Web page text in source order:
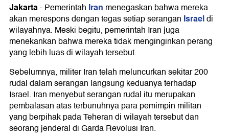
Jakarta-Pemerintah Iran menegaskan bahwa mereka
akan merespons dengan tegas setiap serangan Israeldi
wilayahnya. Meski begitu, pemerintah Iran juga
menekankan bahwa mereka tidak menginginkan perang
yang lebih luas di wilayah tersebut.
Sebelumnya, militer Iran telah meluncurkan sekitar 200
rudal dalam serangan langsung keduanya terhadap
Israel. Iran menyebut serangan rudal itu merupakan
pembalasan atas terbunuhnya para pemimpin militan
yang berpihak pada Teheran di wilayah tersebut dan
seorang jenderal di Garda Revolusi Iran.